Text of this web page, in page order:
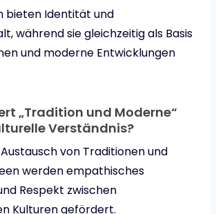
bieten Identität und
während sie gleichzeitig als Basis
und moderne Entwicklungen
„Tradition und Moderne“
Verständnis?
von Traditionen und
werden empathisches
Respekt zwischen
Kulturen gefördert.